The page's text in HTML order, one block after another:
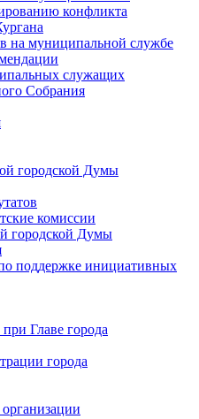
конфликта
на муниципальной службе
служащих
Cобрания
городской Думы
комиссии
городской Думы
поддержке инициативных
Главе города
города